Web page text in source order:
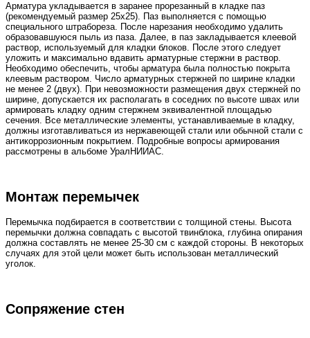
Арматура укладывается в заранее прорезанный в кладке паз
(рекомендуемый размер 25х25). Паз выполняется с помощью
специального штрабореза. После нарезания необходимо удалить
образовавшуюся пыль из паза. Далее, в паз закладывается клеевой
раствор, используемый для кладки блоков. После этого следует
уложить и максимально вдавить арматурные стержни в раствор.
Необходимо обеспечить, чтобы арматура была полностью покрыта
клеевым раствором. Число арматурных стержней по ширине кладки
не менее 2 (двух). При невозможности размещения двух стержней по
ширине, допускается их располагать в соседних по высоте швах или
армировать кладку одним стержнем эквивалентной площадью
сечения. Все металлические элементы, устанавливаемые в кладку,
должны изготавливаться из нержавеющей стали или обычной стали с
антикоррозионным покрытием. Подробные вопросы армирования
рассмотрены в альбоме УралНИИАС.
Монтаж перемычек
Перемычка подбирается в соответствии с толщиной стены. Высота
перемычки должна совпадать с высотой твинблока, глубина опирания
должна составлять не менее 25-30 см с каждой стороны. В некоторых
случаях для этой цели может быть использован металлический
уголок.
Сопряжение стен